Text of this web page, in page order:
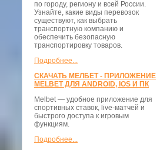
по городу, региону и всей России.
Узнайте, какие виды перевозок
существуют, как выбрать
транспортную компанию и
обеспечить безопасную
транспортировку товаров.
Подробнее...
СКАЧАТЬ МЕЛБЕТ - ПРИЛОЖЕНИЕ
MELBET ДЛЯ ANDROID, IOS И ПК
Melbet — удобное приложение для
спортивных ставок, live-матчей и
быстрого доступа к игровым
функциям.
Подробнее...